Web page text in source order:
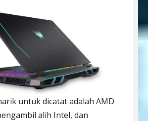
untuk dicatat adalah AMD
alih Intel, dan